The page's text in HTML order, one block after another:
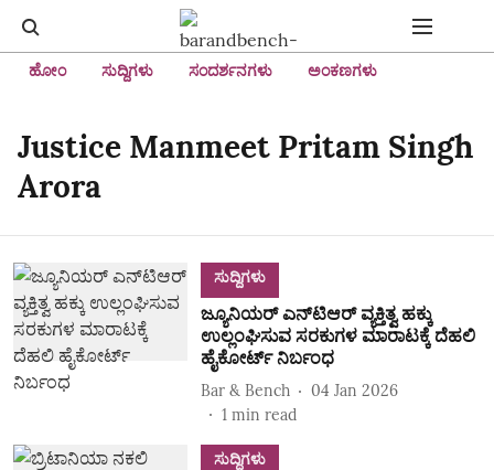
ಹೋಂ ಸುದ್ದಿಗಳು ಸಂದರ್ಶನಗಳು ಅಂಕಣಗಳು
Justice Manmeet Pritam Singh
Arora
ಸುದ್ದಿಗಳು
ಜ್ಯೂನಿಯರ್ ಎನ್‌ಟಿಆರ್‌ ವ್ಯಕ್ತಿತ್ವ ಹಕ್ಕು
ಉಲ್ಲಂಘಿಸುವ ಸರಕುಗಳ ಮಾರಾಟಕ್ಕೆ ದೆಹಲಿ
ಹೈಕೋರ್ಟ್ ನಿರ್ಬಂಧ
Bar & Bench
04 Jan 2026
1 min read
ಸುದ್ದಿಗಳು